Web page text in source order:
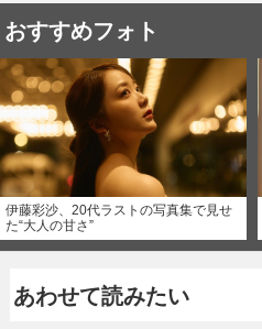
おすすめフォト
伊藤彩沙、20代ラストの写真集で見せ
た“大人の甘さ”
あわせて読みたい